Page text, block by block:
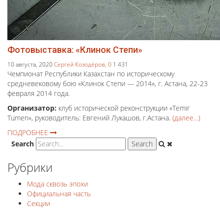
Фотовыставка: «Клинок Степи»
10 августа, 2020Сергей Козодёров, 0 1 431
Чемпионат Республики Казахстан по историческому
средневековому бою «Клинок Степи — 2014», г. Астана, 22-23
февраля 2014 года.
Организатор: клуб исторической реконструкции «Temir
Tumen», руководитель: Евгений Лукашов, г.Астана. (далее…)
ПОДРОБНЕЕ
Search
Рубрики
Мода сквозь эпохи
Официальная часть
Секции